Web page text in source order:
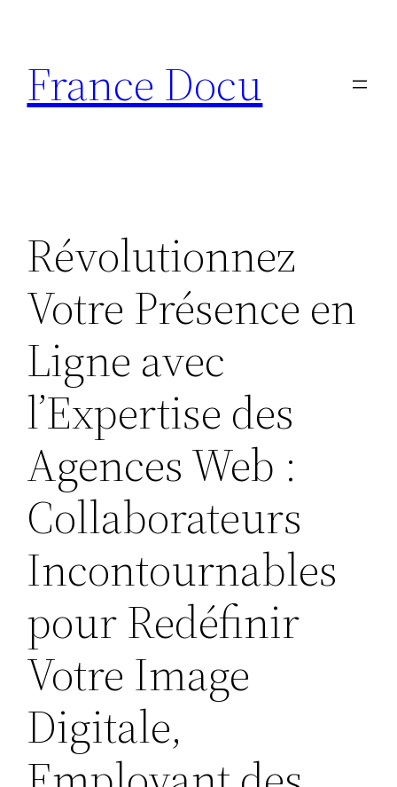
contenu
France Docu
Révolutionnez
Votre Présence en
Ligne avec
l’Expertise des
Agences Web :
Collaborateurs
Incontournables
pour Redéfinir
Votre Image
Digitale,